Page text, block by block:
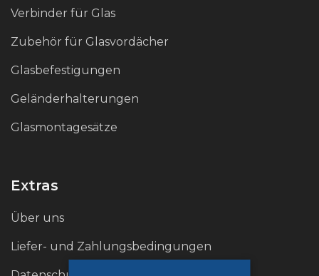
Sichtbarkeit von Fingerabdrücken und kleineren
Kratzern verringert wird und das ursprüngliche
erhalten bleibt.
Verbinder für Glas
Zubehör für Glasvordächer
Glasbefestigungen
Geländerhalterungen
Glasmontagesätze
Extras
Über uns
Liefer- und Zahlungsbedingungen